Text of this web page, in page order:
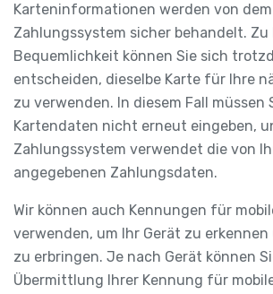
Karteninformationen werden von dem
Zahlungssystem sicher behandelt. Zu
Bequemlichkeit können Sie sich
entscheiden, dieselbe Karte für Ihre
zu verwenden. In diesem Fall müssen
Kartendaten nicht erneut eingeben,
Zahlungssystem verwendet die von
angegebenen Zahlungsdaten.
Wir können auch Kennungen für
verwenden, um Ihr Gerät zu
zu erbringen. Je nach Gerät können
Übermittlung Ihrer Kennung für